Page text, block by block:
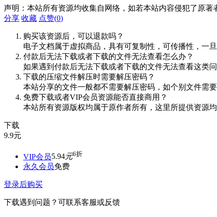
声明：本站所有资源均收集自网络，如若本站内容侵犯了原
分享 收藏 点赞(0)
购买该资源后，可以退款吗？
电子文档属于虚拟商品，具有可复制性，可传播性，一
付款后无法下载或者下载的文件无法查看怎么办？
如果遇到付款后无法下载或者下载的文件无法查看这类
下载的压缩文件解压时需要解压密码？
本站分享的文件一般都不需要解压密码，如个别文件需
免费下载或者VIP会员资源能否直接商用？
本站所有资源版权均属于原作者所有，这里所提供资源
下载
9.9元
VIP会员5.94元6折
永久会员免费
登录后购买
下载遇到问题？可联系客服或反馈